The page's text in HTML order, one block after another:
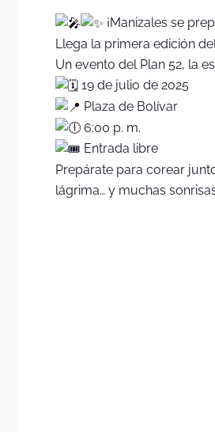
¡Manizales se
Llega la primera edición
Un evento del Plan 52, la
19 de julio de 2025
Plaza de Bolívar
6:00 p. m.
Entrada libre
Prepárate para corear
lágrima… y muchas